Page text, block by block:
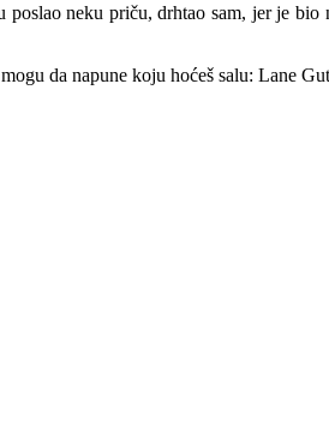
neku priču, drhtao sam, jer je bio
da napune koju hoćeš salu: Lane